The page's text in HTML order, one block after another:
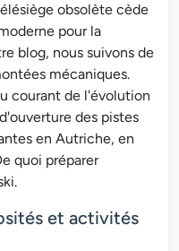
obsolète cède
pour la
blog, nous suivons de
mécaniques.
courant de l'évolution
des pistes
en Autriche, en
quoi préparer
et activités